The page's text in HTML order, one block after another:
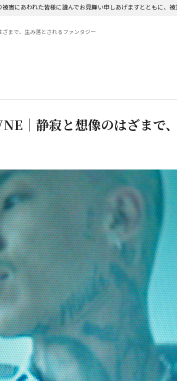
害にあわれた皆様に謹んでお見舞い申しあげますとともに、
まで、生み落とされるファンタジー
｜静寂と想像のはざまで